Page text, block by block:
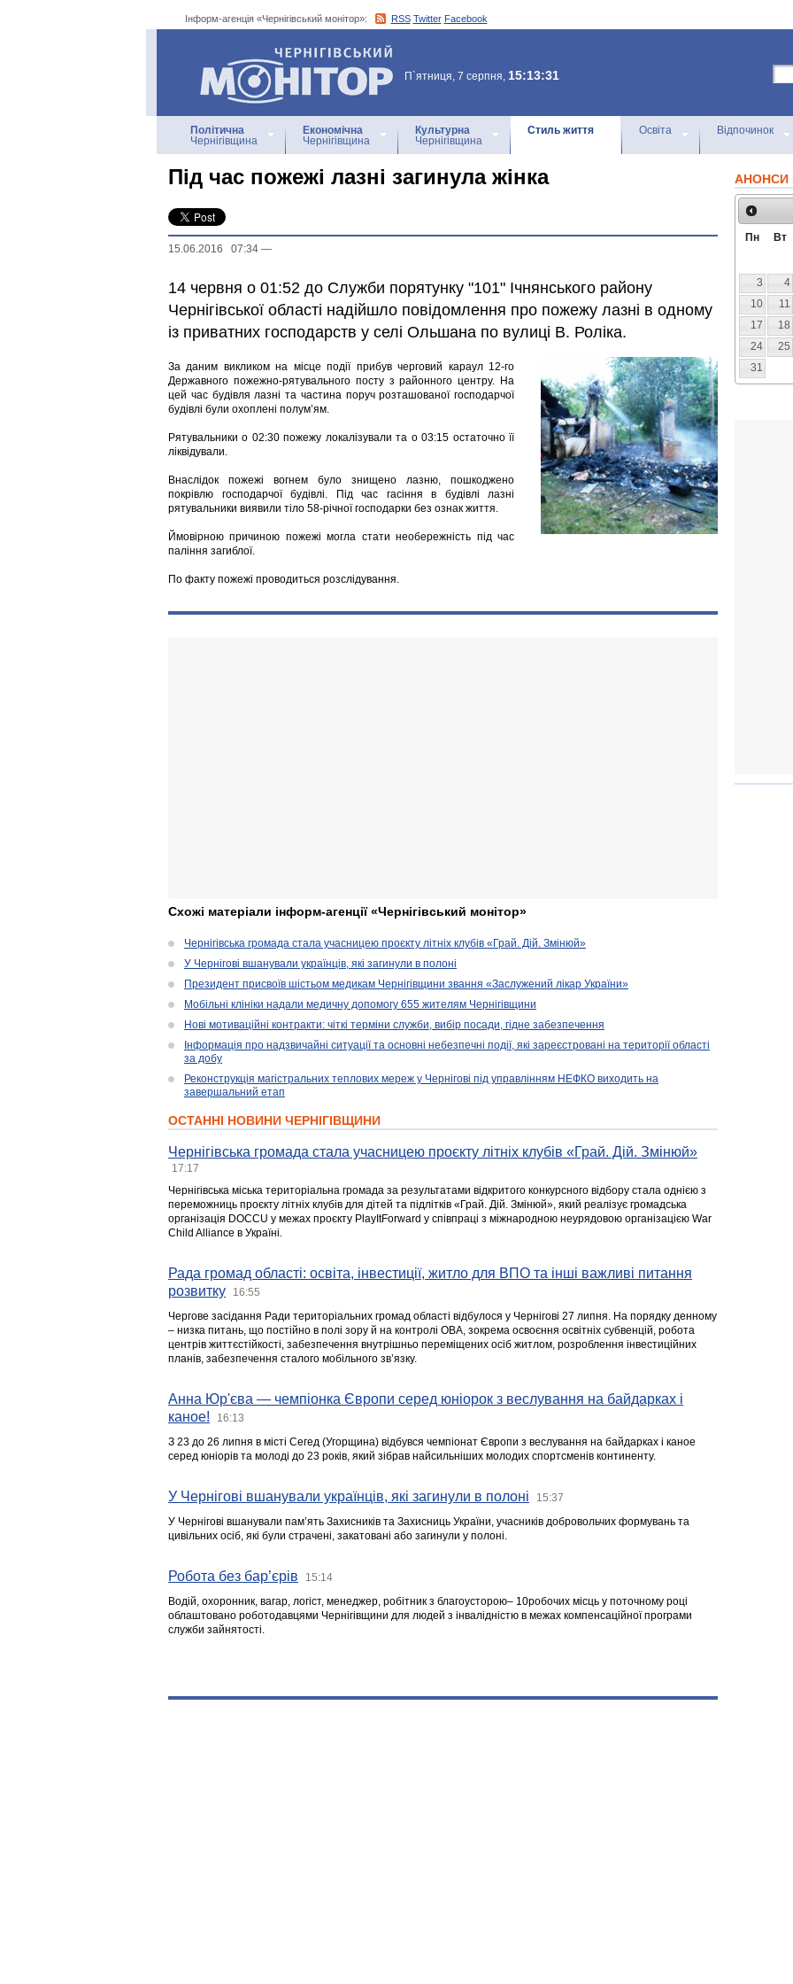
Інформ-агенція «Чернігівський монітор»: RSS Twitter Facebook
Інформ-агенція
«Чернігівський монітор»
П`ятниця, 7 серпня, 15:13:31
Політична
Чернігівщина
Економічна
Чернігівщина
Культурна
Чернігівщина
Стиль життя Освіта Відпочинок
Під час пожежі лазні загинула жінка
15.06.2016 07:34 —
14 червня о 01:52 до Служби порятунку "101" Ічнянського району
Чернігівської області надійшло повідомлення про пожежу лазні в одному
із приватних господарств у селі Ольшана по вулиці В. Роліка.
За даним викликом на місце події прибув черговий караул 12-го
Державного пожежно-рятувального посту з районного центру. На
цей час будівля лазні та частина поруч розташованої господарчої
будівлі були охоплені полум’ям.
Рятувальники о 02:30 пожежу локалізували та о 03:15 остаточно її
ліквідували.
Внаслідок пожежі вогнем було знищено лазню, пошкоджено
покрівлю господарчої будівлі. Під час гасіння в будівлі лазні
рятувальники виявили тіло 58-річної господарки без ознак життя.
Ймовірною причиною пожежі могла стати необережність під час
паління загиблої.
По факту пожежі проводиться розслідування.
Схожі матеріали інформ-агенції «Чернігівський монітор»
Чернігівська громада стала учасницею проєкту літніх клубів «Грай. Дій. Змінюй»
У Чернігові вшанували українців, які загинули в полоні
Президент присвоїв шістьом медикам Чернігівщини звання «Заслужений лікар України»
Мобільні клініки надали медичну допомогу 655 жителям Чернігівщини
Нові мотиваційні контракти: чіткі терміни служби, вибір посади, гідне забезпечення
Інформація про надзвичайні ситуації та основні небезпечні події, які зареєстровані на території області
за добу
Реконструкція магістральних теплових мереж у Чернігові під управлінням НЕФКО виходить на
завершальний етап
ОСТАННІ НОВИНИ ЧЕРНІГІВЩИНИ
Чернігівська громада стала учасницею проєкту літніх клубів «Грай. Дій. Змінюй»
17:17
Чернігівська міська територіальна громада за результатами відкритого конкурсного відбору стала однією з
переможниць проєкту літніх клубів для дітей та підлітків «Грай. Дій. Змінюй», який реалізує громадська
організація DOCCU у межах проєкту PlayItForward у співпраці з міжнародною неурядовою організацією War
Child Alliance в Україні.
Рада громад області: освіта, інвестиції, житло для ВПО та інші важливі питання
розвитку
16:55
Чергове засідання Ради територіальних громад області відбулося у Чернігові 27 липня. На порядку денному
– низка питань, що постійно в полі зору й на контролі ОВА, зокрема освоєння освітніх субвенцій, робота
центрів життєстійкості, забезпечення внутрішньо переміщених осіб житлом, розроблення інвестиційних
планів, забезпечення сталого мобільного зв’язку.
Анна Юр'єва — чемпіонка Європи серед юніорок з веслування на байдарках і
каное!
16:13
З 23 до 26 липня в місті Сегед (Угорщина) відбувся чемпіонат Європи з веслування на байдарках і каное
серед юніорів та молоді до 23 років, який зібрав найсильніших молодих спортсменів континенту.
У Чернігові вшанували українців, які загинули в полоні 15:37
У Чернігові вшанували пам’ять Захисників та Захисниць України, учасників добровольчих формувань та
цивільних осіб, які були страчені, закатовані або загинули у полоні.
Робота без бар’єрів 15:14
Водій, охоронник, вагар, логіст, менеджер, робітник з благоусторою– 10робочих місць у поточному році
облаштовано роботодавцями Чернігівщини для людей з інвалідністю в межах компенсаційної програми
служби зайнятості.
АНОНСИ
Пн Вт
3
4
10
11
17
18
24
25
31